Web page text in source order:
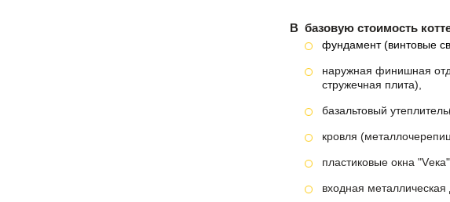
В базовую стоимость
фундамент (винтовые
наружная финишная
стружечная плита),
базальтовый
кровля
пластиковые окна
входная металлическая